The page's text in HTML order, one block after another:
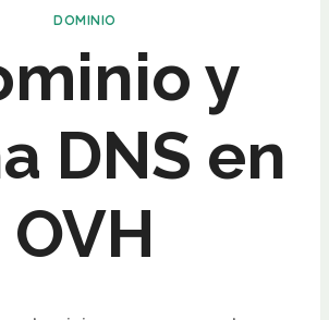
DOMINIO
y
DNS en
OVH